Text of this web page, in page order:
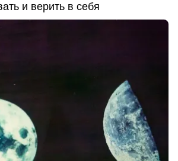
и верить в себя